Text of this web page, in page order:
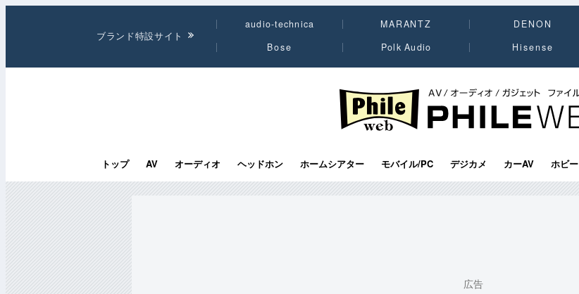
ブランド特設サイト
audio-technica MARANTZ DENON
Bose
Polk Audio Hisense
PHILE WEB｜AV/オーディオ/ガジェット
トップ AV オーディオ ヘッドホン ホームシアター モバイル/PC デジカメ カーAV ホビー